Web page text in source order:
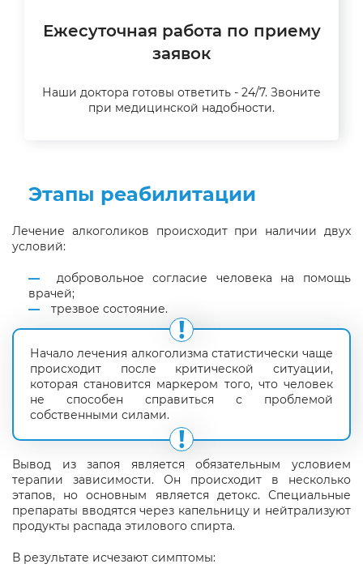
Ежесуточная работа по приему
заявок
Наши доктора готовы ответить - 24/7. Звоните
при медицинской надобности.
Этапы реабилитации
Лечение алкоголиков происходит при наличии двух
условий:
добровольное согласие человека на помощь
врачей;
трезвое состояние.
Начало лечения алкоголизма статистически чаще
происходит после критической ситуации,
которая становится маркером того, что человек
не способен справиться с проблемой
собственными силами.
Вывод из запоя является обязательным условием
терапии зависимости. Он происходит в несколько
этапов, но основным является детокс. Специальные
препараты вводятся через капельницу и нейтрализуют
продукты распада этилового спирта.
В результате исчезают симптомы: